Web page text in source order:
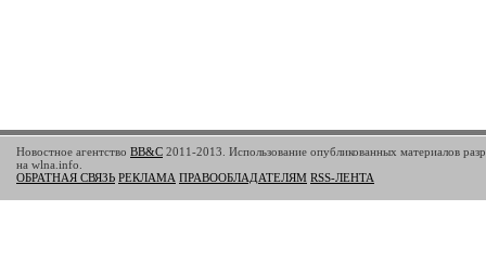
Новостное агентство BB&C 2011-2013. Использование опубликованных материалов
на wlna.info.
ОБРАТНАЯ СВЯЗЬ РЕКЛАМА ПРАВООБЛАДАТЕЛЯМ RSS-ЛЕНТА